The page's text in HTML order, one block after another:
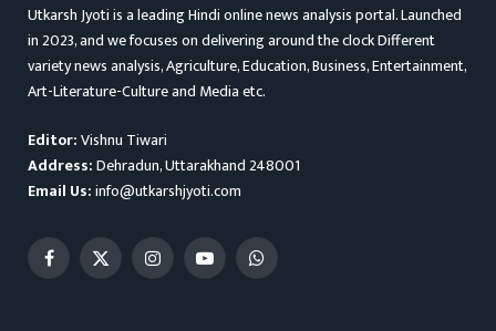
Utkarsh Jyoti is a leading Hindi online news analysis portal. Launched
in 2023, and we focuses on delivering around the clock Different
variety news analysis, Agriculture, Education, Business, Entertainment,
Art-Literature-Culture and Media etc.
Editor:Vishnu Tiwari
Address:Dehradun, Uttarakhand 248001
Email Us:info@utkarshjyoti.com
Facebook
X
InstagramYouTubeWhatsApp